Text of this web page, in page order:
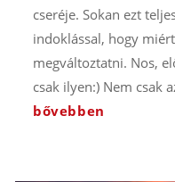
cseréje. Sokan ezt
indoklással, hogy
megváltoztatni. Nos,
csak ilyen:) Nem csak
bővebben